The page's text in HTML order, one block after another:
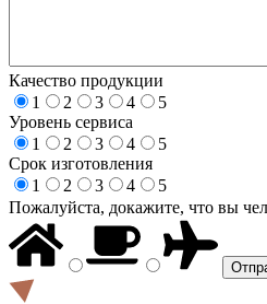
Качество продукции
1
2 3 4
5
Уровень сервиса
1
2 3 4
5
Срок изготовления
1
2 3 4
5
Пожалуйста, докажите, что вы